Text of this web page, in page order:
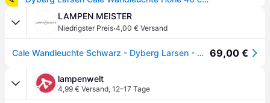
LAMPEN MEISTER
Niedrigster Preis·4,00 € Versand
Cale Wandleuchte Schwarz - Dyberg Larsen - Wohnzimmer - Skandinavisch - Metall - Einflammig 69,00 €
lampenwelt
4,99 € Versand, 12–17 Tage